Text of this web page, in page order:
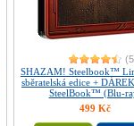
SHAZAM! Steelbook™
sběratelská edice +
SteelBook™ (Blu-
499 Kč